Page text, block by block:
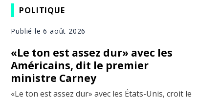
POLITIQUE
Publié le 6 août 2026
«Le ton est assez dur» avec les
Américains, dit le premier
ministre Carney
«Le ton est assez dur» avec les États-Unis, croit le